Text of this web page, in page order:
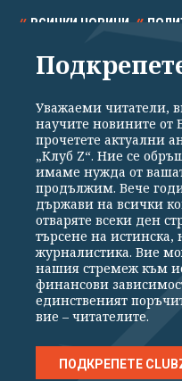
ВСИЧКИ НОВИНИ
СПОРТ КУЛТУРА
Общи условия
Реклама
Екип
Издател на www.clubz.bg е
Константинов" 3. Всички
Препечатването на
разрешение ще бъде
Уважаеми читатели,
научите новините от
прочетете актуални
„Клуб Z“. Ние се
имаме нужда от
продължим. Вече
държави на всички
отваряте всеки ден
търсене на истинска,
журналистика. Вие
нашия стремеж към
финансови
единственият
вие – читателите.
ПОДКРЕПЕТЕ